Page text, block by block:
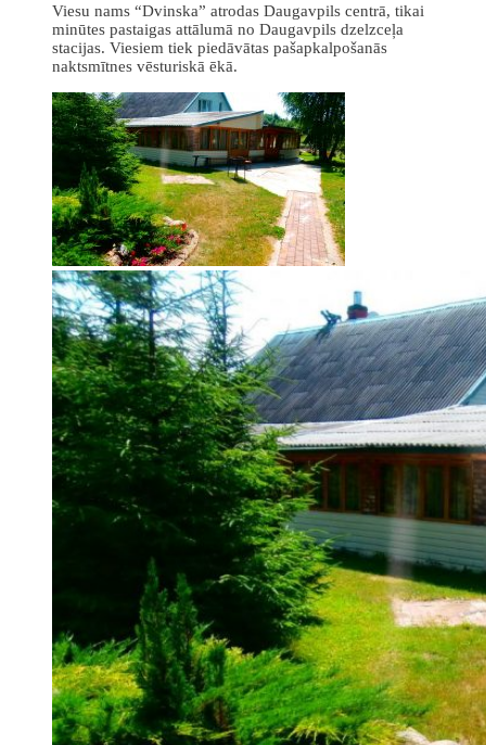
Viesu nams “Dvinska” atrodas Daugavpils centrā, tikai
minūtes pastaigas attālumā no Daugavpils dzelzceļa
stacijas. Viesiem tiek piedāvātas pašapkalpošanās
naktsmītnes vēsturiskā ēkā.